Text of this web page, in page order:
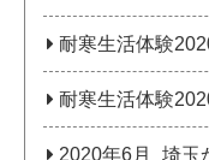
耐寒生活体験
耐寒生活体験
2020年6月_埼玉